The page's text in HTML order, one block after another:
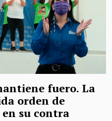
fuero. La
orden de
su contra